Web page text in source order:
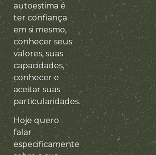
autoestima é
ter confiança
em si mesmo,
conhecer seus
valores, suas
capacidades,
conhecer e
aceitar suas
particularidades.
Hoje quero
falar
especificamente